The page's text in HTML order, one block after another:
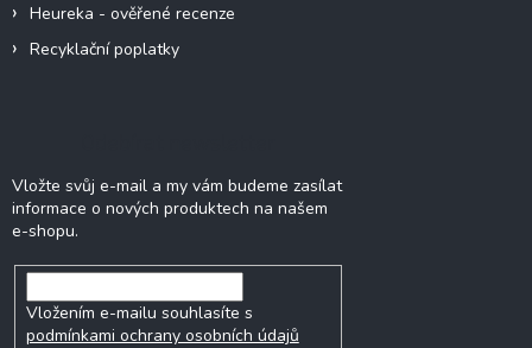
Heureka - ověřené recenze
Recyklační poplatky
Vložte svůj e-mail a my vám budeme zasílat
informace o nových produktech na našem
e-shopu.
Vložením e-mailu souhlasíte s
podmínkami ochrany osobních údajů